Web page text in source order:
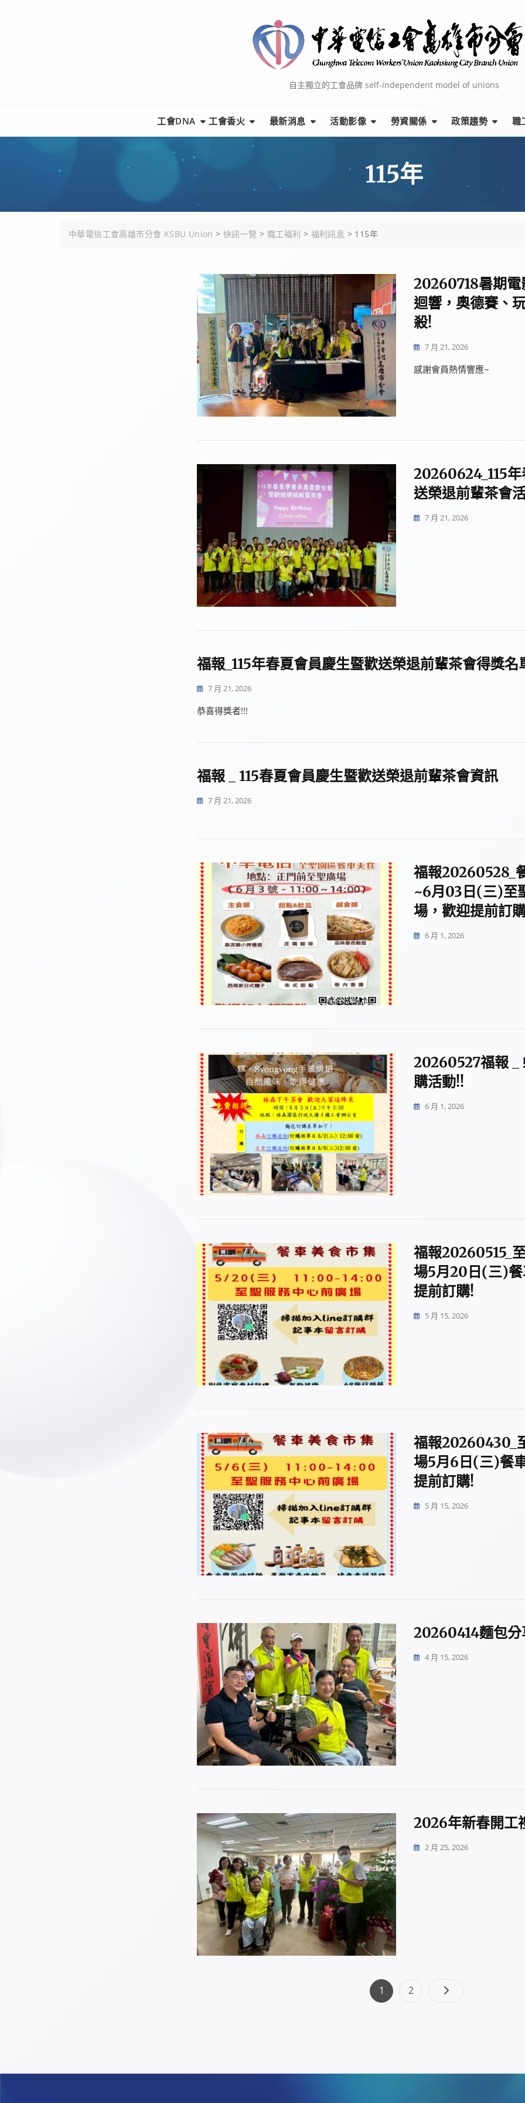
自主獨立的工會品牌 self-independent model of unions
工會DNA 工會香火 最新消息 活動影像 勞資關係 政策趨勢 職
115年
中華電信工會高雄市分會 KSBU Union >快訊一覽 > 職工福利 > 福利訊息 > 115年
20260718暑期
迴響，奧德賽、
殺!
7 月 21, 2026
感謝會員熱情響應~
20260624_115
送榮退前輩茶會
7 月 21, 2026
福報_115年春夏會員慶生暨歡送榮退前輩茶會得獎名
7 月 21, 2026
恭喜得獎者!!!
福報 _ 115春夏會員慶生暨歡送榮退前輩茶會資訊
7 月 21, 2026
福報20260528_
~6月03日(三)至
場，歡迎提前訂
6 月 1, 2026
20260527福報 _
購活動!!
6 月 1, 2026
福報20260515_
場5月20日(三)
提前訂購!
5 月 15, 2026
福報20260430_
場5月6日(三)餐
提前訂購!
5 月 15, 2026
20260414麵包分
4 月 15, 2026
2026年新春開工
2 月 25, 2026
Page
1 Page
2